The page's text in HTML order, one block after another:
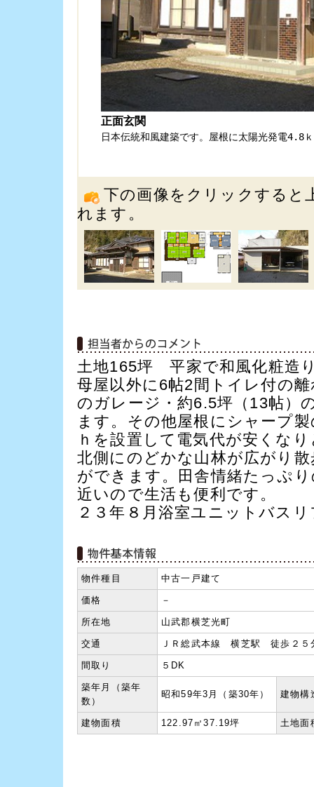
下の画像をクリックすると
れます。
土地165坪 平家で和風化粧造
母屋以外に6帖2間トイレ付の
のガレージ・約6.5坪（13帖）
ます。その他屋根にシャープ
ｈを設置して電気代が安くな
北側にのどかな山林が広がり
ができます。田舎情緒たっぷ
近いので生活も便利です。
２３年８月浴室ユニットバス
物件種目 中古一戸建て
価格 －
所在地 山武郡横芝光町
交通 ＪＲ総武本線 横芝駅 徒歩２５
間取り ５DK
築年月（築年
数）
昭和59年3月（築30年） 建物構
建物面積 122.97㎡37.19坪 土地面